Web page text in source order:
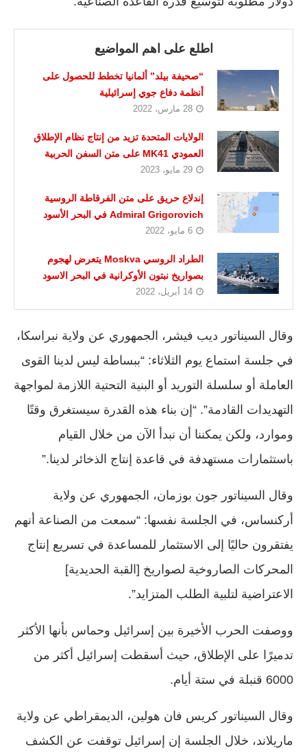
اطلع على اهم المواضيع
“صحيفة بيلد” ألمانيا تخطط للحصول على
أنظمة دفاع جوي إسرائيلية
28 مارس، 2022
الولايات المتحدة تزيد من إنتاج نظام الإطلاق
العمودي MK41 على متن السفن الحربية
29 مايو، 2023
إندلاع حريق على متن الفرقاطة الروسية
Admiral Grigorovich في البحر الأسود
6 مايو، 2022
الطراد الروسي Moskva يتعرض لهجوم
بصواريخ نبتون الأوكرانية في البحر الاسود
14 أبريل، 2022
وقال السيناتور ديب فيشر، الجمهوري عن ولاية نبراسكا،
في جلسة استماع يوم الثلاثاء: “ببساطة ليس لدينا القوى
العاملة أو سلسلة التوريد أو البنية التحتية اللازمة لمواجهة
التهديدات القادمة”. “إن بناء هذه القدرة سيستغرق وقتًا
وموارد، ولكن يمكننا أن نبدأ الآن من خلال القيام
باستثمارات مستهدفة في قاعدة إنتاج الذخائر لدينا.”
وقال السيناتور جون بوزمان، الجمهوري عن ولاية
أركنساس، في الجلسة نفسها: “سمعت من الصناعة أنهم
يفتقرون حاليًا إلى الاستثمار للمساعدة في تسريع إنتاج
المحركات الصاروخية لصواريخ [القبة الحديدية]
الاعتراضية لتلبية الطلب المتزايد”.
ووصفت الحرب الأخيرة بين إسرائيل وحماس بأنها الأكثر
تدميرًا على الإطلاق، حيث أسقطت إسرائيل أكثر من
6000 قنبلة في ستة أيام.
وقال السيناتور كريس فان هولين، الديمقراطي عن ولاية
ماريلاند، خلال الجلسة إن إسرائيل توقفت عن الكشف